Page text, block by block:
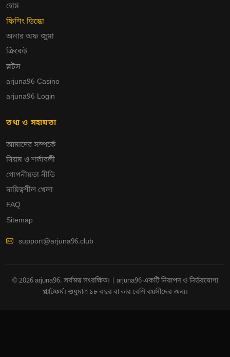
হোম
ফিশিং ডিস্কো
অনার অফ জুমা
ক্রিকেট
স্লটস
arjuna96 Casino
arjuna96 Login
তথ্য ও সহায়তা
আমাদের সম্পর্কে
নিয়ম ও শর্তাবলী
গোপনীয়তা নীতি
দায়িত্বশীল খেলা
FAQ
Sitemap
support@arjuna96.club
© 2026 arjuna96. সর্বস্বত্ব সংরক্ষিত। | arjuna96 একটি নিরাপদ ও নির্ভরযোগ্য
প্ল্যাটফর্ম। শুধুমাত্র ১৮ বছর বা তার বেশি বয়সীদের জন্য।